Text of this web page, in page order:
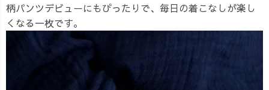
柄パンツデビューにもぴったりで、毎日の着こなしが楽し
くなる一枚です。